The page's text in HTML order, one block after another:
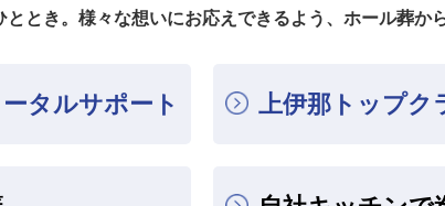
とき。様々な想いにお応えできるよう、ホール葬か
タルサポート 上伊那トップク